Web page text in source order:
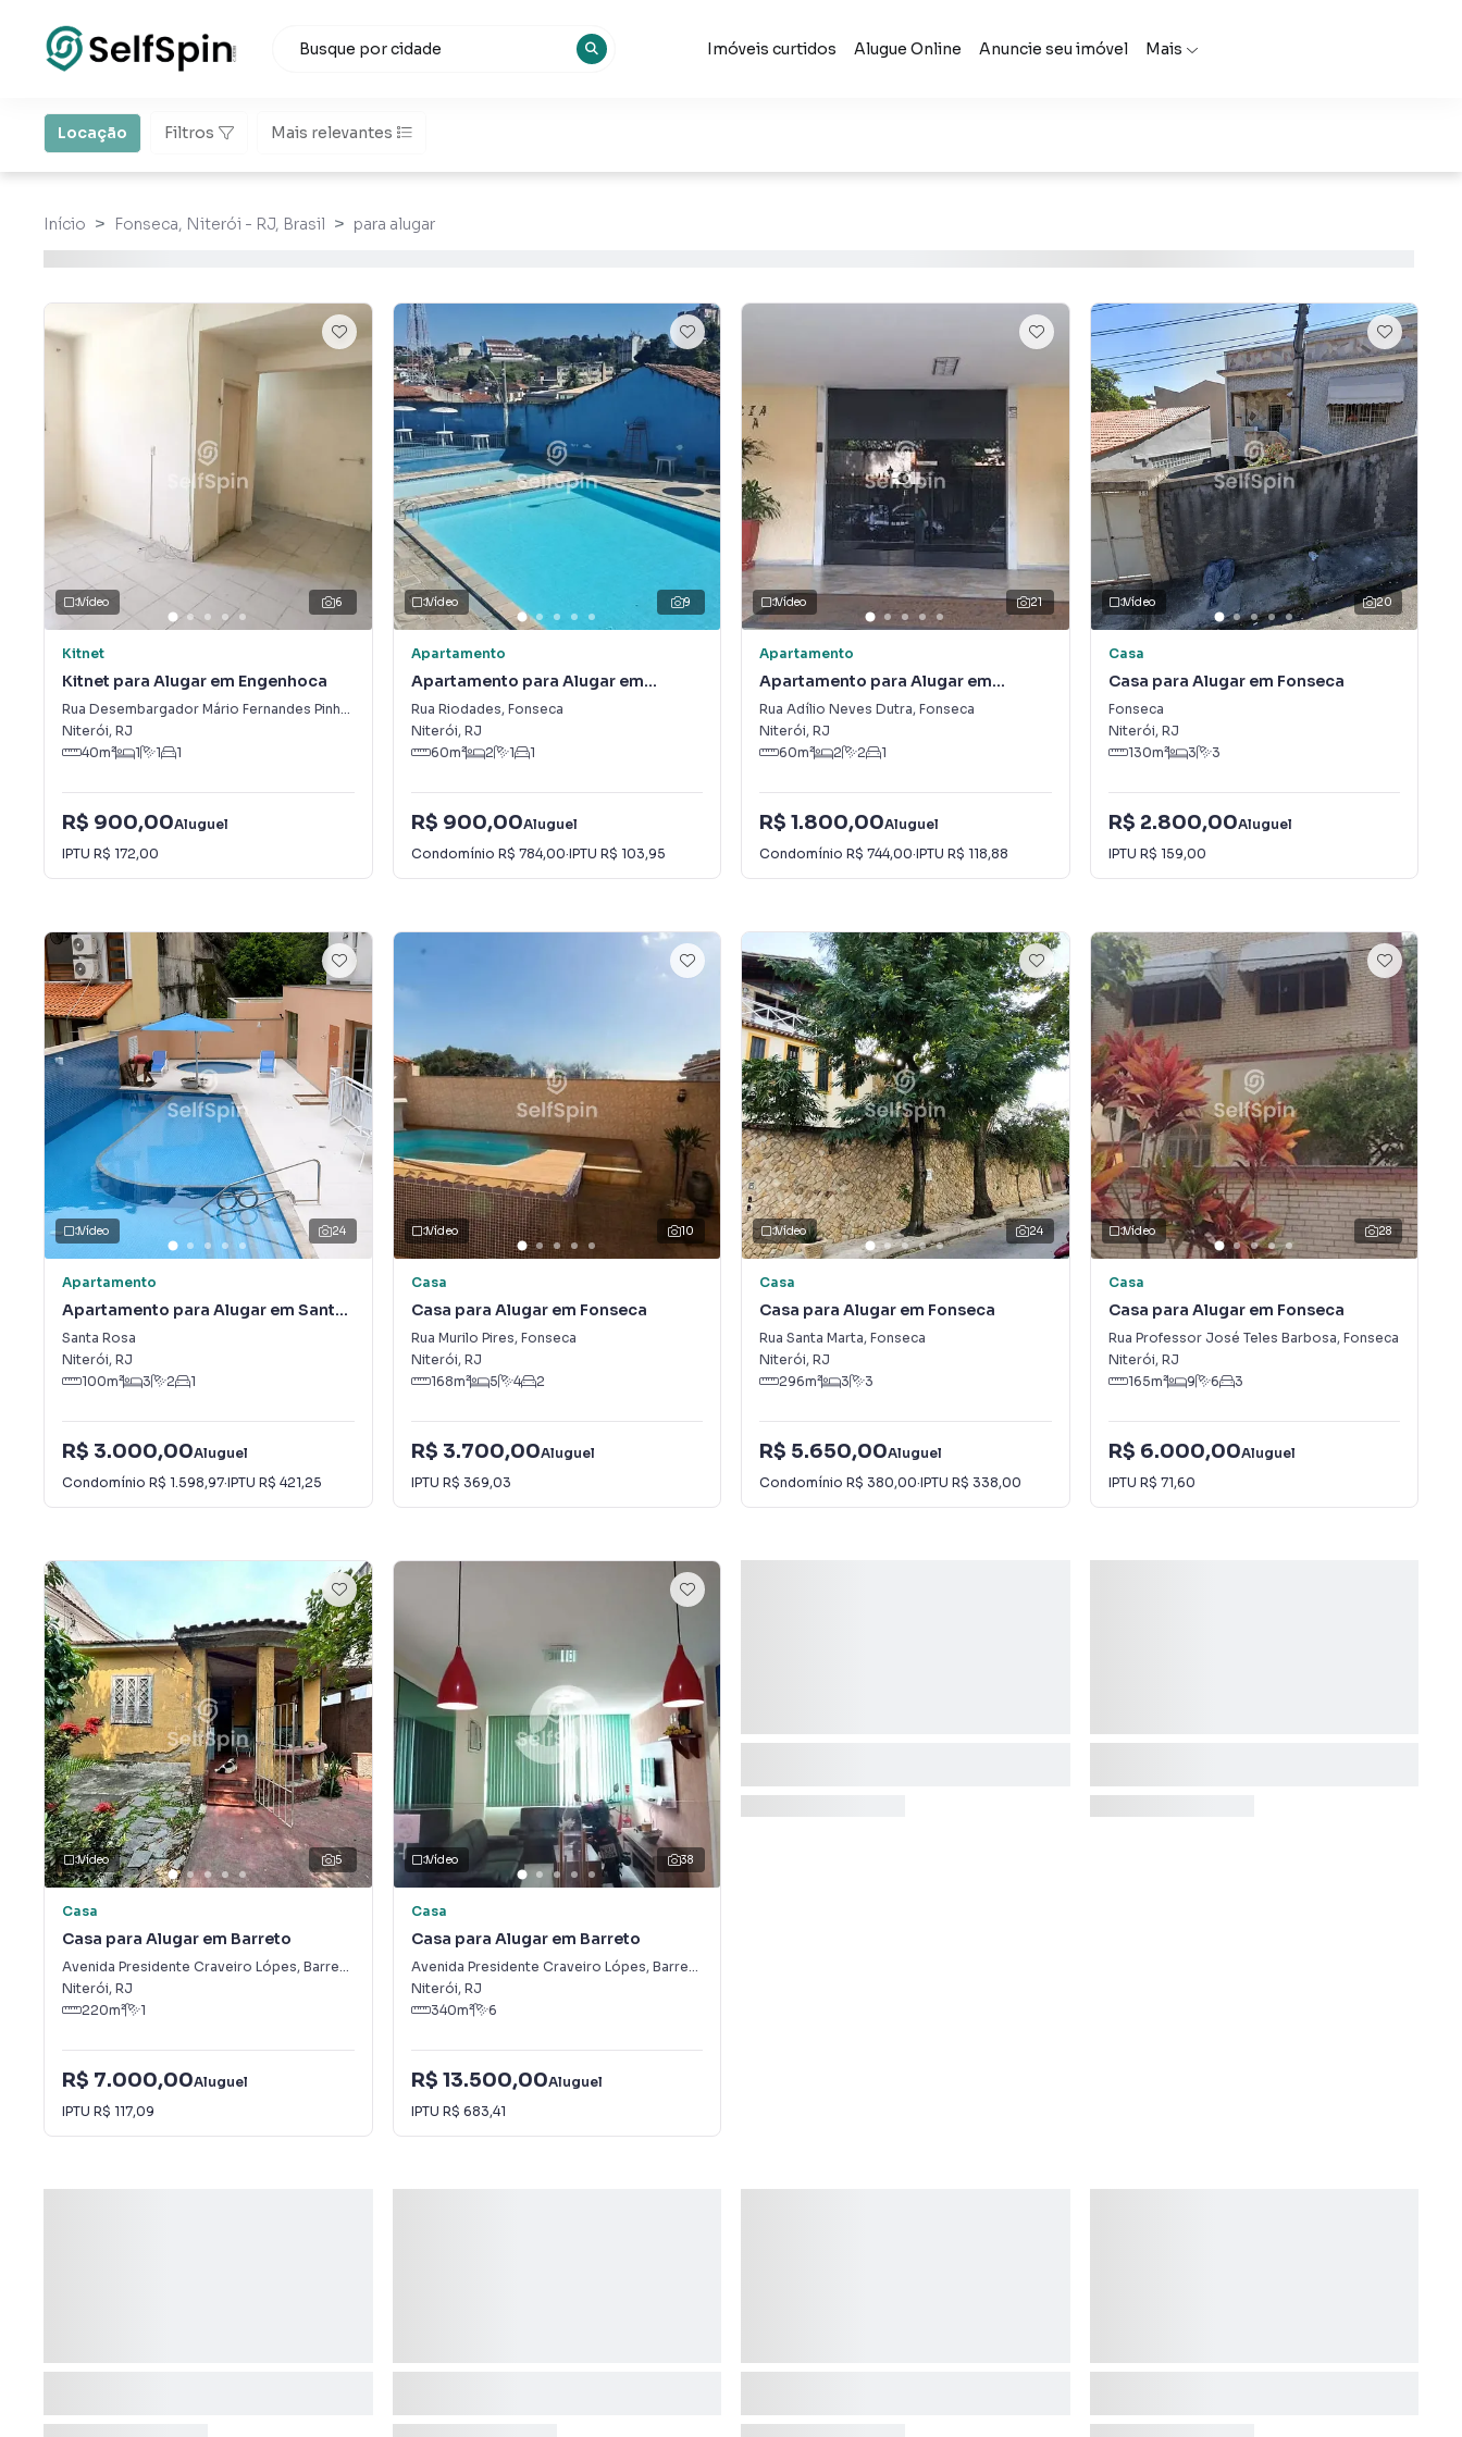
Imóveis curtidos Alugue Online Anuncie seu imóvel Mais
Locação Filtros Mais relevantes
Início Fonseca, Niterói - RJ, Brasil para alugar
6
Vídeo
Kitnet
Kitnet para Alugar em Engenhoca
Rua Desembargador Mário Fernandes Pinheiro
Engenhoca
Niterói, RJ
40m² 1 1 1
R$ 900,00Aluguel
IPTU R$ 172,00
9
Vídeo
Apartamento
Apartamento para Alugar em
Fonseca
Rua Riodades, Fonseca
Niterói, RJ
60m² 2 1 1
R$ 900,00Aluguel
Condomínio R$ 784,00·IPTU R$ 103,95
21
Vídeo
Apartamento
Apartamento para Alugar em
Fonseca
Rua Adílio Neves Dutra, Fonseca
Niterói, RJ
60m² 2 2 1
R$ 1.800,00Aluguel
Condomínio R$ 744,00·IPTU R$ 118,88
20
Vídeo
Casa
Casa para Alugar em Fonseca
Fonseca
Niterói, RJ
130m² 3 3
R$ 2.800,00Aluguel
IPTU R$ 159,00
24
Vídeo
Apartamento
Apartamento para Alugar em Santa
Rosa
Santa Rosa
Niterói, RJ
100m² 3 2 1
R$ 3.000,00Aluguel
Condomínio R$ 1.598,97·IPTU R$ 421,25
10
Vídeo
Casa
Casa para Alugar em Fonseca
Rua Murilo Pires, Fonseca
Niterói, RJ
168m² 5 4 2
R$ 3.700,00Aluguel
IPTU R$ 369,03
24
Vídeo
Casa
Casa para Alugar em Fonseca
Rua Santa Marta, Fonseca
Niterói, RJ
296m² 3 3
R$ 5.650,00Aluguel
Condomínio R$ 380,00·IPTU R$ 338,00
28
Vídeo
Casa
Casa para Alugar em Fonseca
Rua Professor José Teles Barbosa, Fonseca
Niterói, RJ
165m² 9 6 3
R$ 6.000,00Aluguel
IPTU R$ 71,60
5
Vídeo
Casa
Casa para Alugar em Barreto
Avenida Presidente Craveiro Lópes, Barreto
Niterói, RJ
220m² 1
R$ 7.000,00Aluguel
IPTU R$ 117,09
38
Vídeo
Casa
Casa para Alugar em Barreto
Avenida Presidente Craveiro Lópes, Barreto
Niterói, RJ
340m² 6
R$ 13.500,00Aluguel
IPTU R$ 683,41